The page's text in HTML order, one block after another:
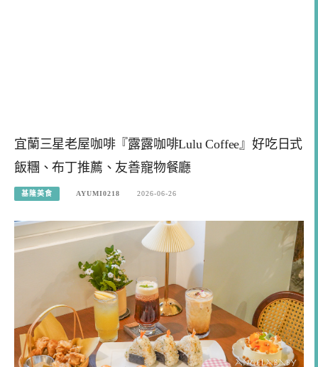
宜蘭三星老屋咖啡『露露咖啡Lulu Coffee』好吃日式
飯糰、布丁推薦、友善寵物餐廳
基隆美食 AYUMI0218 2026-06-26